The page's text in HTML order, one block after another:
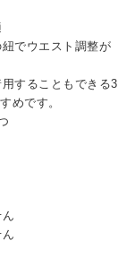
でウエスト調整が
することもできる3
めです。